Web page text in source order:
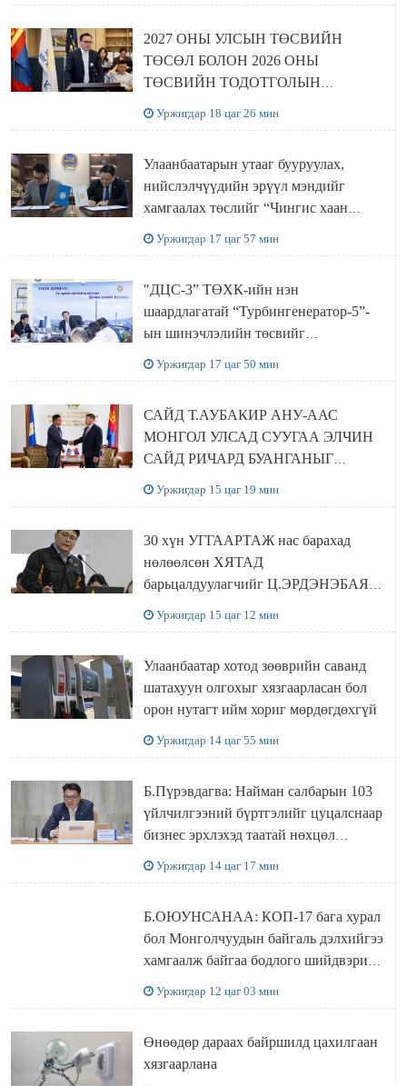
2027 ОНЫ УЛСЫН ТӨСВИЙН
ТӨСӨЛ БОЛОН 2026 ОНЫ
ТӨСВИЙН ТОДОТГОЛЫН
Уржигдар 18 цаг 26 мин
Улаанбаатарын утааг бууруулах,
нийслэлчүүдийн эрүүл мэндийг
хамгаалах төслийг “Чингис хаан
Уржигдар 17 цаг 57 мин
"ДЦС-3” ТӨХК-ийн нэн
шаардлагатай “Турбингенератор-5”-
ын шинэчлэлийн төсвийг
Уржигдар 17 цаг 50 мин
САЙД Т.АУБАКИР АНУ-ААС
МОНГОЛ УЛСАД СУУГАА ЭЛЧИН
САЙД РИЧАРД БУАНГАНЫГ
Уржигдар 15 цаг 19 мин
30 хүн УГГААРТАЖ нас барахад
нөлөөлсөн ХЯТАД
барьцалдуулагчийг Ц.ЭРДЭНЭБАЯР
Уржигдар 15 цаг 12 мин
Улаанбаатар хотод зөөврийн саванд
шатахуун олгохыг хязгаарласан бол
орон нутагт ийм хориг мөрдөгдөхгүй
Уржигдар 14 цаг 55 мин
Б.Пүрэвдагва: Найман салбарын 103
үйлчилгээний бүртгэлийг цуцалснаар
бизнес эрхлэхэд таатай нөхцөл
Уржигдар 14 цаг 17 мин
Б.ОЮУНСАНАА: КОП-17 бага хурал
бол Монголчуудын байгаль дэлхийгээ
хамгаалж байгаа бодлого шийдвэрийг
Уржигдар 12 цаг 03 мин
Өнөөдөр дараах байршилд цахилгаан
хязгаарлана